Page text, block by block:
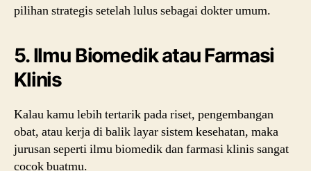
pilihan strategis setelah lulus sebagai dokter umum.
5. Ilmu Biomedik atau Farmasi
Klinis
Kalau kamu lebih tertarik pada riset, pengembangan
obat, atau kerja di balik layar sistem kesehatan, maka
jurusan seperti ilmu biomedik dan farmasi klinis sangat
cocok buatmu.